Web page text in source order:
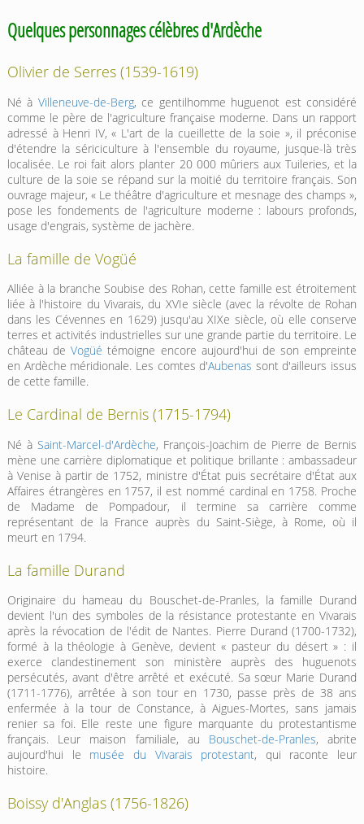
Quelques personnages célèbres d'Ardèche
Olivier de Serres (1539-1619)
Né à Villeneuve-de-Berg, ce gentilhomme huguenot est considéré
comme le père de l'agriculture française moderne. Dans un rapport
adressé à Henri IV, « L'art de la cueillette de la soie », il préconise
d'étendre la sériciculture à l'ensemble du royaume, jusque-là très
localisée. Le roi fait alors planter 20 000 mûriers aux Tuileries, et la
culture de la soie se répand sur la moitié du territoire français. Son
ouvrage majeur, « Le théâtre d'agriculture et mesnage des champs »,
pose les fondements de l'agriculture moderne : labours profonds,
usage d'engrais, système de jachère.
La famille de Vogüé
Alliée à la branche Soubise des Rohan, cette famille est étroitement
liée à l'histoire du Vivarais, du XVIe siècle (avec la révolte de Rohan
dans les Cévennes en 1629) jusqu'au XIXe siècle, où elle conserve
terres et activités industrielles sur une grande partie du territoire. Le
château deVogüé témoigne encore aujourd'hui de son empreinte
en Ardèche méridionale. Les comtes d'Aubenas sont d'ailleurs issus
de cette famille.
Le Cardinal de Bernis (1715-1794)
Né à Saint-Marcel-d'Ardèche, François-Joachim de Pierre de Bernis
mène une carrière diplomatique et politique brillante : ambassadeur
à Venise à partir de 1752, ministre d'État puis secrétaire d'État aux
Affaires étrangères en 1757, il est nommé cardinal en 1758. Proche
de Madame de Pompadour, il termine sa carrière comme
représentant de la France auprès du Saint-Siège, à Rome, où il
meurt en 1794.
La famille Durand
Originaire du hameau du Bouschet-de-Pranles, la famille Durand
devient l'un des symboles de la résistance protestante en Vivarais
après la révocation de l'édit de Nantes. Pierre Durand (1700-1732),
formé à la théologie à Genève, devient « pasteur du désert » : il
exerce clandestinement son ministère auprès des huguenots
persécutés, avant d'être arrêté et exécuté. Sa sœur Marie Durand
(1711-1776), arrêtée à son tour en 1730, passe près de 38 ans
enfermée à la tour de Constance, à Aigues-Mortes, sans jamais
renier sa foi. Elle reste une figure marquante du protestantisme
français. Leur maison familiale, au Bouschet-de-Pranles, abrite
aujourd'hui le musée du Vivarais protestant, qui raconte leur
histoire.
Boissy d'Anglas (1756-1826)